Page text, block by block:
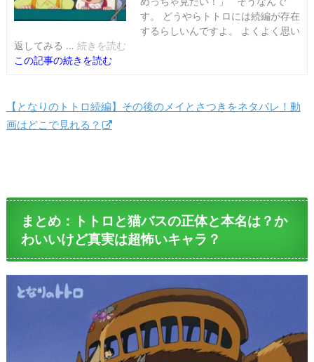
【となりのトトロ続編】その後のメイとさつきをネタバレ！動
画はどこで見れる？
まとめ：トトロと猫バスの正体と本名は？か
わいいけど真実は超怖いキャラ？